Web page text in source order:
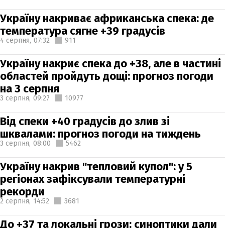
Україну накриває африканська спека: де
температура сягне +39 градусів
4 серпня, 07:32 911
Україну накриє спека до +38, але в частині
областей пройдуть дощі: прогноз погоди
на 3 серпня
3 серпня, 09:27 10977
Від спеки +40 градусів до злив зі
шквалами: прогноз погоди на тиждень
3 серпня, 08:00 5462
Україну накрив "тепловий купол": у 5
регіонах зафіксували температурні
рекорди
2 серпня, 14:52 3681
До +37 та локальні грози: синоптики дали